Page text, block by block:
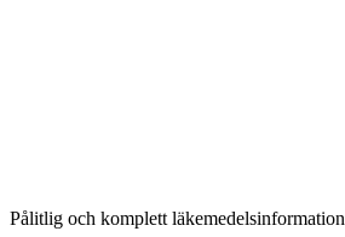
Pålitlig och komplett läkemedelsinformation